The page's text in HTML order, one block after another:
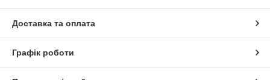
Доставка та оплата
Графік роботи